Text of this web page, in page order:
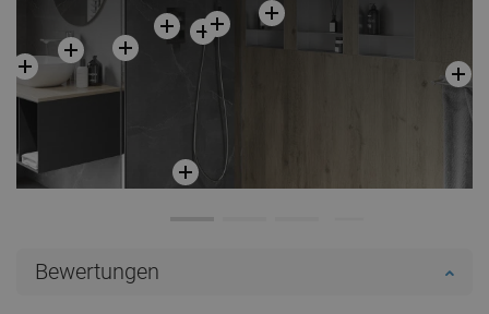
Bewertungen